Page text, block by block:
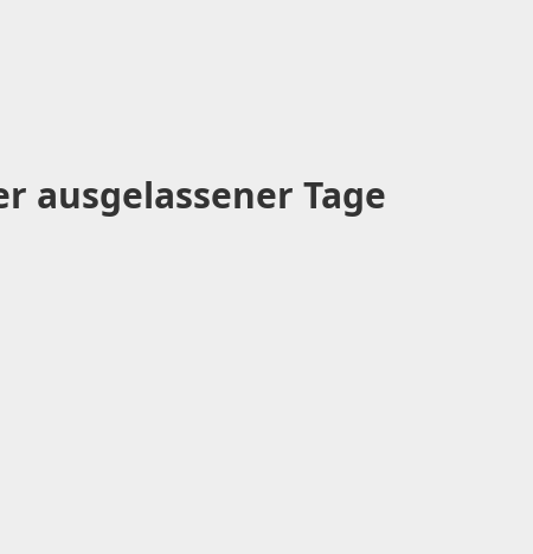
ausgelassener Tage